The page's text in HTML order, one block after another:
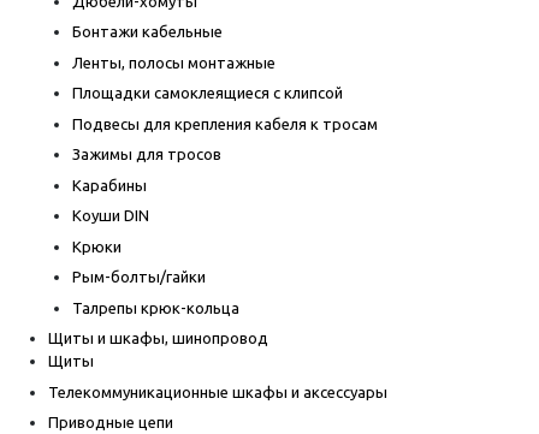
Бонтажи кабельные
Ленты, полосы монтажные
Площадки самоклеящиеся с клипсой
Подвесы для крепления кабеля к тросам
Зажимы для тросов
Карабины
Коуши DIN
Крюки
Рым-болты/гайки
Талрепы крюк-кольца
Щиты и шкафы, шинопровод
Щиты
Телекоммуникационные шкафы и аксессуары
Приводные цепи